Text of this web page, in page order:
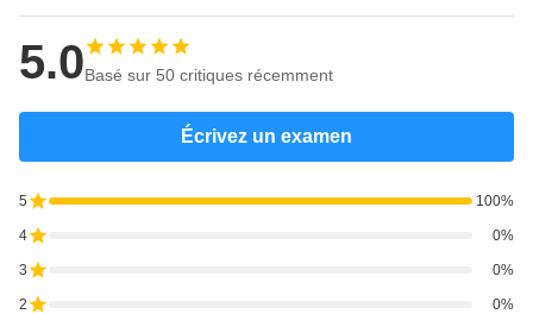
5.0Basé sur 50 critiques récemment
Écrivez un examen
5 100%
4 0%
3 0%
2 0%